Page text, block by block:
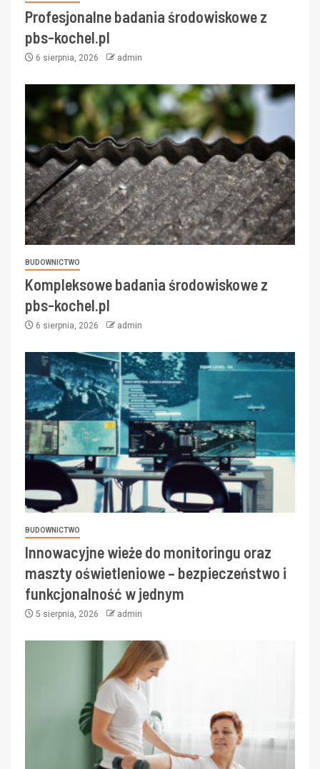
Profesjonalne badania środowiskowe z
pbs-kochel.pl
6 sierpnia, 2026 admin
BUDOWNICTWO
Kompleksowe badania środowiskowe z
pbs-kochel.pl
6 sierpnia, 2026 admin
BUDOWNICTWO
Innowacyjne wieże do monitoringu oraz
maszty oświetleniowe – bezpieczeństwo i
funkcjonalność w jednym
5 sierpnia, 2026 admin